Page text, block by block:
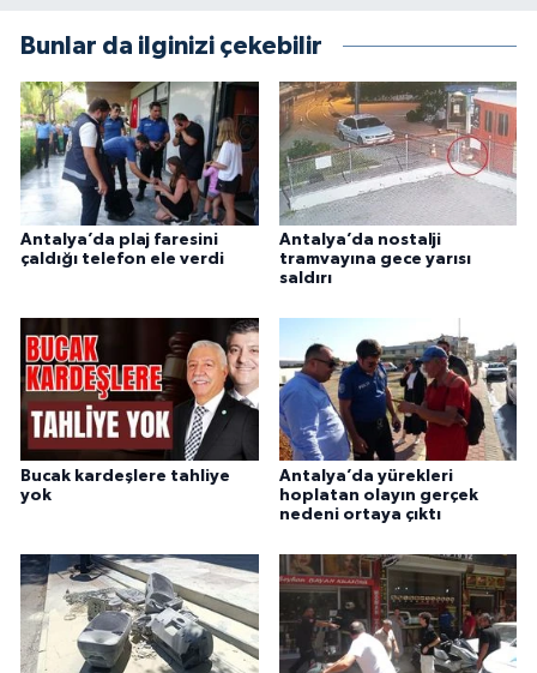
Bunlar da ilginizi çekebilir
Antalya’da plaj faresini
çaldığı telefon ele verdi
Antalya’da nostalji
tramvayına gece yarısı
saldırı
Bucak kardeşlere tahliye
yok
Antalya’da yürekleri
hoplatan olayın gerçek
nedeni ortaya çıktı